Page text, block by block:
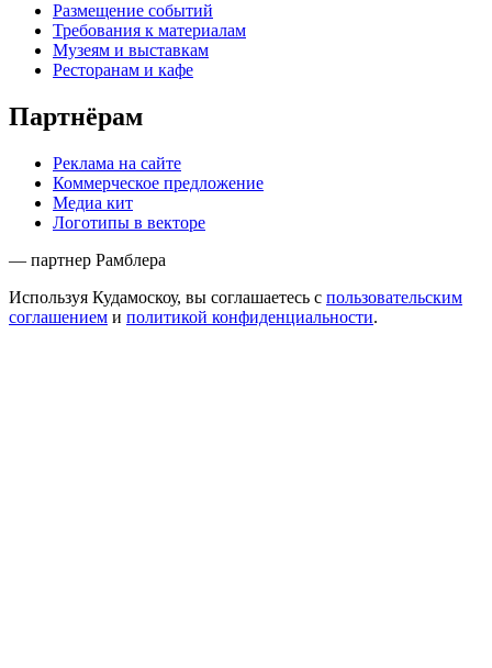
Размещение событий
Требования к материалам
Музеям и выставкам
Ресторанам и кафе
Партнёрам
Реклама на сайте
Коммерческое предложение
Медиа кит
Логотипы в векторе
— партнер Рамблера
Используя Кудамоскоу, вы соглашаетесь с пользовательским
соглашением и политикой конфиденциальности.